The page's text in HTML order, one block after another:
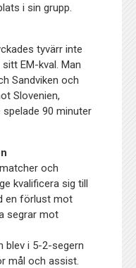
i sin grupp.
tyvärr inte
EM-kval. Man
Sandviken och
Slovenien,
spelade 90 minuter
och
kvalificera sig till
en förlust mot
segrar mot
blev i 5-2-segern
mål och assist.